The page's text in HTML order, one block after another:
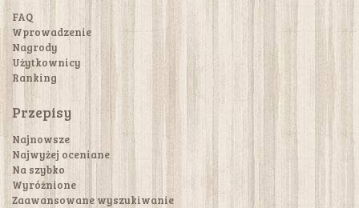
FAQ
Wprowadzenie
Nagrody
Użytkownicy
Ranking
Przepisy
Najnowsze
Najwyżej oceniane
Na szybko
Wyróżnione
Zaawansowane wyszukiwanie